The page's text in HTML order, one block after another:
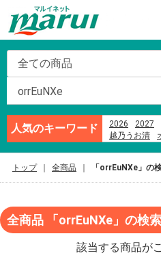
人気のキーワード 2026 2027
越乃うお清
つなんポーク
トップ 全商品 「orrEuNXe」の
全商品 「orrEuNXe」の検
該当する商品が